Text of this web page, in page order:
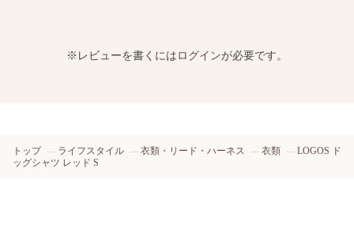
※レビューを書くにはログインが必要です。
トップ ライフスタイル 衣類・リード・ハーネス 衣類
LOGOS ド
ッグシャツ レッド S